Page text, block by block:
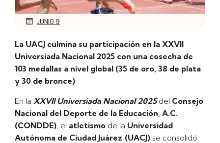
JUNIO 9
La UACJ culmina su participación en la XXVII
Universiada Nacional 2025 con una cosecha de
103 medallas a nivel global (35 de oro, 38 de plata
y 30 de bronce)
En la XXVll Universiada Nacional 2025del Consejo
Nacional del Deporte de la Educación, A.C.
(CONDDE), el atletismo de la Universidad
Autónoma de Ciudad Juárez (UACJ) se consolidó